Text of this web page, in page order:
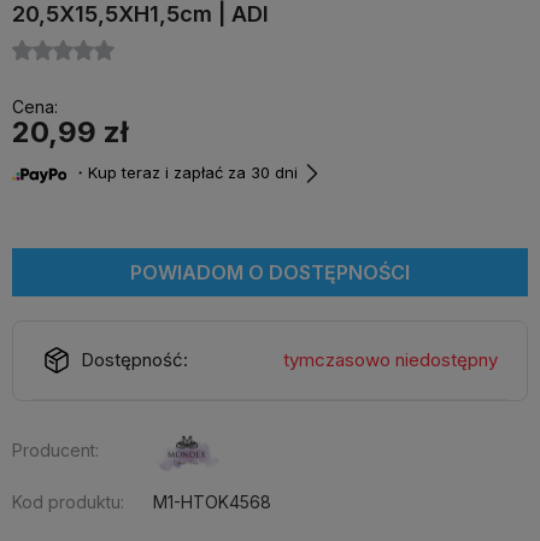
20,5X15,5XH1,5cm | ADI
Cena:
20,99 zł
・Kup teraz i zapłać za 30 dni
POWIADOM O DOSTĘPNOŚCI
Dostępność: tymczasowo niedostępny
Producent:
Kod produktu: M1-HTOK4568